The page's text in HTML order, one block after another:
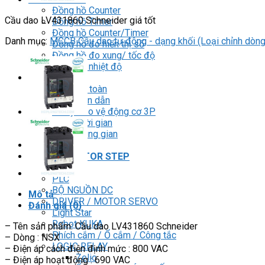
Đồng hồ Counter
Đồng hồ Timer
Đồng hồ Counter/Timer
Đồng hồ đo hiển thị số
Đồng hồ đo xung/ tốc độ
Đồng hồ nhiệt độ
RELAY
Relay an toàn
Relay bán dẫn
Relay bảo vệ động cơ 3P
Relay thời gian
Relay trung gian
BIẾN TẦN
DRIVER / MOTOR STEP
HMI
PLC
BỘ NGUỒN DC
DRIVER / MOTOR SERVO
Light Star
Robot KUKA
Phích cắm / Ổ cắm / Công tắc
LOGIC RELAY
Zelio
Cầu dao LV431860 Schneider giá tốt
Danh mục: MCCB Cầu dao tự động - dạng khối (Loại chỉnh
Mô tả
Đánh giá (0)
– Tên sản phẩm: Cầu dao LV431860 Schneider
– Dòng : NSX
– Điện áp cách điện định mức : 800 VAC
– Điện áp hoạt động : 690 VAC